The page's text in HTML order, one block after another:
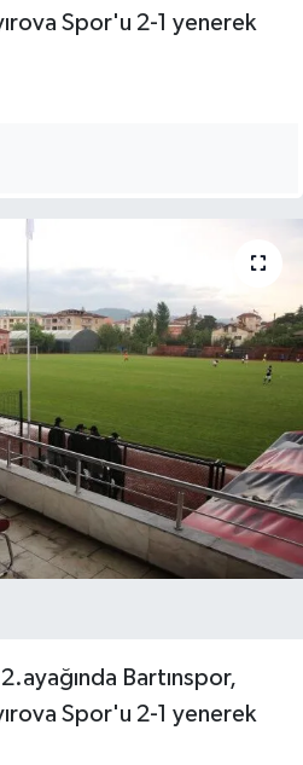
Spor'u 2-1 yenerek
Bartınspor,
Spor'u 2-1 yenerek